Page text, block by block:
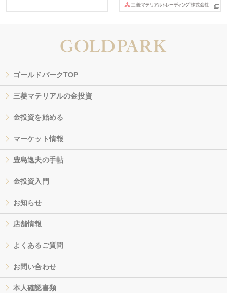
ゴールドパークTOP
三菱マテリアルの金投資
金投資を始める
マーケット情報
豊島逸夫の手帖
金投資入門
お知らせ
店舗情報
よくあるご質問
お問い合わせ
本人確認書類